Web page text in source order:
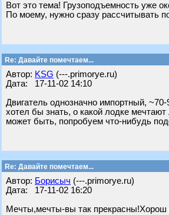
Вот это тема! Грузоподъемность уже
По моему, нужно сразу рассчитывать
Re: Давайте помечтаем...
Автор: KSG (---.primorye.ru)
Дата: 17-11-02 14:10
Двигатель однозначно импортный,
хотел бы знать, о какой лодке
может быть, попробуем что-нибудь
Re: Давайте помечтаем...
Автор: Борисыч (---.primorye.ru)
Дата: 17-11-02 16:20
Мечты,мечты-вы так прекрасны!Хорош